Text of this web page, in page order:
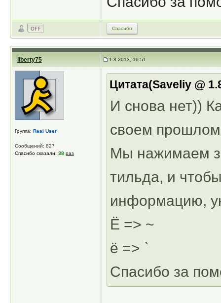
Спасибо
liberty75 1.8.2013, 16:51
Группа: Real User
Сообщений: 827
Спасибо сказали: 38 раз
Цитата(Saveliy @
И снова нет))
своем
Мы нажимаем
тильда, и
информацию,
Ё => ~
ё => `
Спасибо за